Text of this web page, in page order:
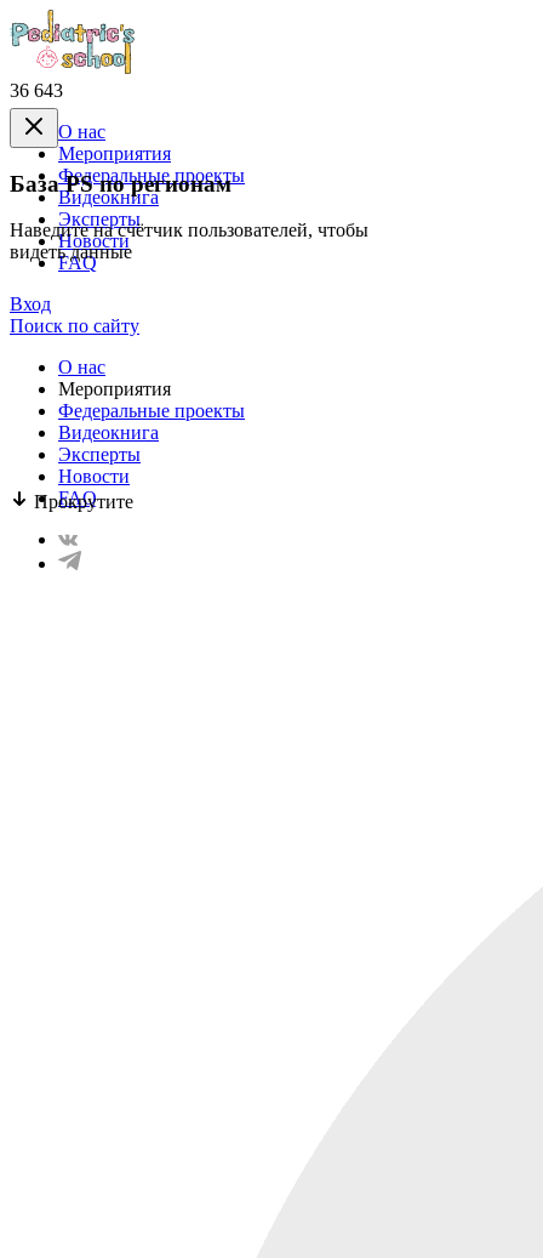
36 643
База PS по регионам
Наведите на счётчик пользователей, чтобы
видеть данные
Прокрутите
О нас
Mероприятия
Федеральные проекты
Видеокнига
Эксперты
Новости
FAQ
Вход
Поиск по сайту
О нас
Mероприятия
Федеральные проекты
Видеокнига
Эксперты
Новости
FAQ